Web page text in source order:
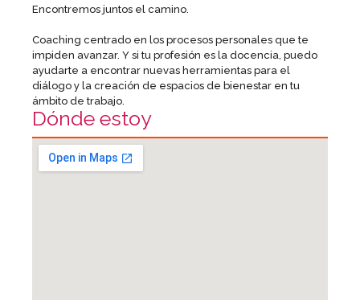
Encontremos juntos el camino.
Coaching centrado en los procesos personales que te
impiden avanzar. Y si tu profesión es la docencia, puedo
ayudarte a encontrar nuevas herramientas para el
diálogo y la creación de espacios de bienestar en tu
ámbito de trabajo.
Dónde estoy